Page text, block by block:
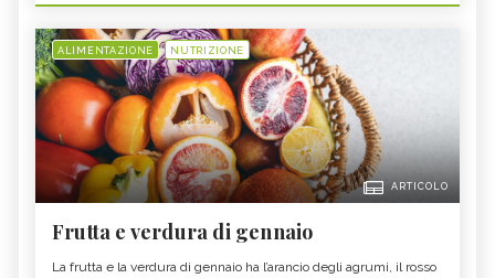
ALIMENTAZIONE NUTRIZIONE
ARTICOLO
Frutta e verdura di gennaio
La frutta e la verdura di gennaio ha l’arancio degli agrumi, il rosso